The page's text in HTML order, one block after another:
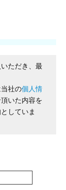
ただき、最
社の個人情
いた内容を
していま